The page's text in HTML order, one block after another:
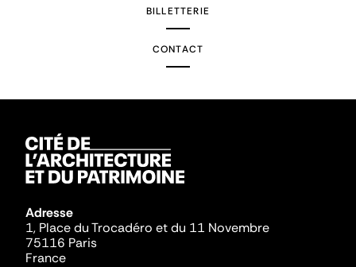
BILLETTERIE
CONTACT
Adresse
1, Place du Trocadéro et du 11 Novembre
75116 Paris
France